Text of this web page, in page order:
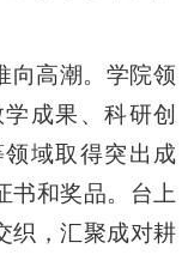
向高潮。学院领
成果、科研创
域取得突出成
书和奖品。台上
织，汇聚成对耕